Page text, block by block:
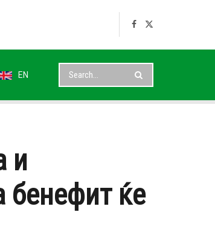
EN
и
бенефит ќе